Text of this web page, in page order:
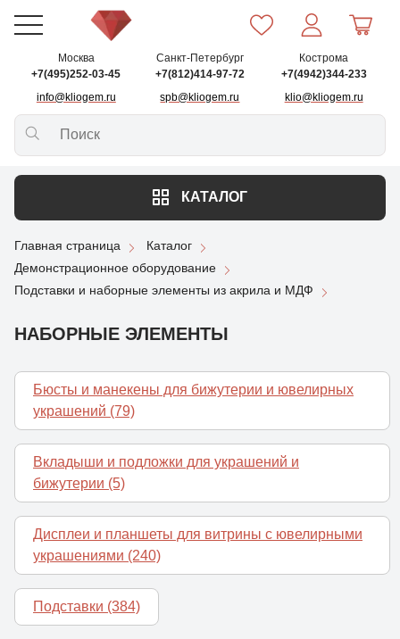
Москва
+7(495)252-03-45
info@kliogem.ru
Санкт-Петербург
+7(812)414-97-72
spb@kliogem.ru
Кострома
+7(4942)344-233
klio@kliogem.ru
КАТАЛОГ
Главная страница
Каталог
Демонстрационное оборудование
Подставки и наборные элементы из акрила и МДФ
НАБОРНЫЕ ЭЛЕМЕНТЫ
Бюсты и манекены для бижутерии и ювелирных
украшений (79)
Вкладыши и подложки для украшений и
бижутерии (5)
Дисплеи и планшеты для витрины с ювелирными
украшениями (240)
Подставки (384)